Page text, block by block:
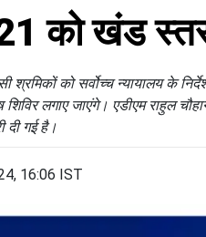
को खंड
श्रमिकों को सर्वोच्च न्यायालय के
लगाए जाएंगे। एडीएम राहुल
दी गई है।
16:06 IST